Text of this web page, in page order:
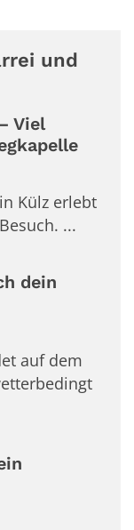
und
Viel
Külz erlebt
...
dein
auf dem